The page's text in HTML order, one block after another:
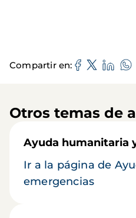
Compartir en
Otros temas de
Ayuda humanitaria
Ir a la página de
emergencias